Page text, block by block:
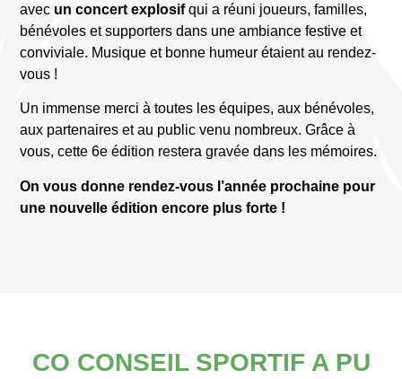
avec un concert explosifqui a réuni joueurs, familles,
bénévoles et supporters dans une ambiance festive et
conviviale. Musique et bonne humeur étaient au rendez-
vous !
Un immense merci à toutes les équipes, aux bénévoles,
aux partenaires et au public venu nombreux. Grâce à
vous, cette 6e édition restera gravée dans les mémoires.
On vous donne rendez-vous l’année prochaine pour
une nouvelle édition encore plus forte !
CO CONSEIL SPORTIF A PU